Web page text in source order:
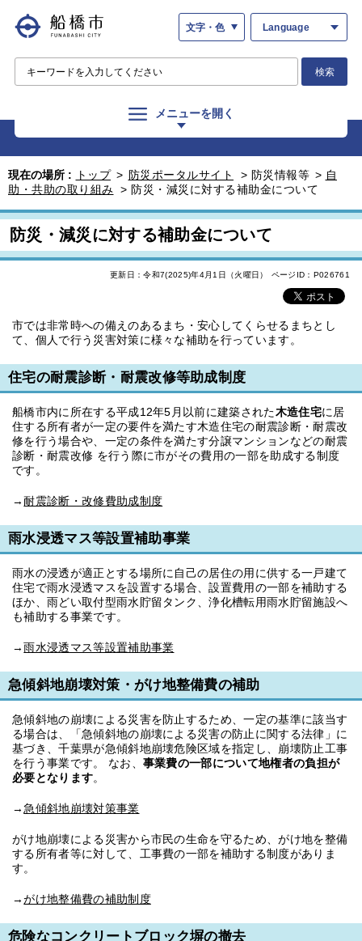
文字・色 Language
検索
メニューを開く
現在の場所 : トップ > 防災ポータルサイト > 防災情報等 > 自
助・共助の取り組み > 防災・減災に対する補助金について
防災・減災に対する補助金について
更新日：令和7(2025)年4月1日（火曜日） ページID：P026761
市では非常時への備えのあるまち・安心してくらせるまちとし
て、個人で行う災害対策に様々な補助を行っています。
住宅の耐震診断・耐震改修等助成制度
船橋市内に所在する平成12年5月以前に建築された木造住宅に居
住する所有者が一定の要件を満たす木造住宅の耐震診断・耐震改
修を行う場合や、一定の条件を満たす分譲マンションなどの耐震
診断・耐震改修 を行う際に市がその費用の一部を助成する制度
です。
→耐震診断・改修費助成制度
雨水浸透マス等設置補助事業
雨水の浸透が適正とする場所に自己の居住の用に供する一戸建て
住宅で雨水浸透マスを設置する場合、設置費用の一部を補助する
ほか、雨どい取付型雨水貯留タンク、浄化槽転用雨水貯留施設へ
も補助する事業です。
→雨水浸透マス等設置補助事業
急傾斜地崩壊対策・がけ地整備費の補助
急傾斜地の崩壊による災害を防止するため、一定の基準に該当す
る場合は、「急傾斜地の崩壊による災害の防止に関する法律」に
基づき、千葉県が急傾斜地崩壊危険区域を指定し、崩壊防止工事
を行う事業です。 なお、 事業費の一部について地権者の負担が
必要となります。
→急傾斜地崩壊対策事業
がけ地崩壊による災害から市民の生命を守るため、がけ地を整備
する所有者等に対して、工事費の一部を補助する制度がありま
す。
→がけ地整備費の補助制度
危険なコンクリートブロック塀の撤去